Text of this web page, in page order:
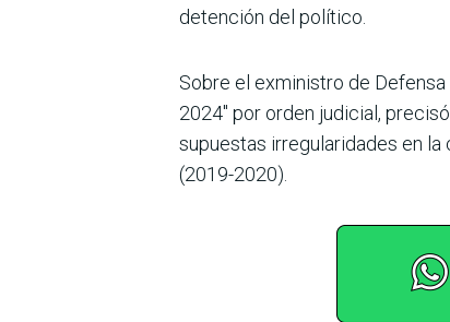
detención del político.
Sobre el exministro de
2024″ por orden judicial,
supuestas irregularidades en
(2019-2020).